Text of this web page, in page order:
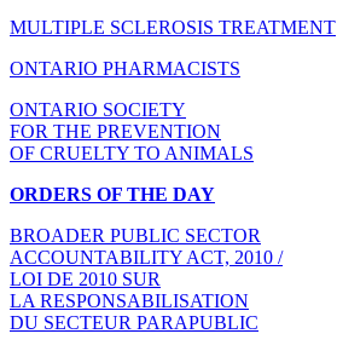
MULTIPLE SCLEROSIS TREATMENT
ONTARIO PHARMACISTS
ONTARIO SOCIETY
FOR THE PREVENTION
OF CRUELTY TO ANIMALS
ORDERS OF THE DAY
BROADER PUBLIC SECTOR
ACCOUNTABILITY ACT, 2010 /
LOI DE 2010 SUR
LA RESPONSABILISATION
DU SECTEUR PARAPUBLIC